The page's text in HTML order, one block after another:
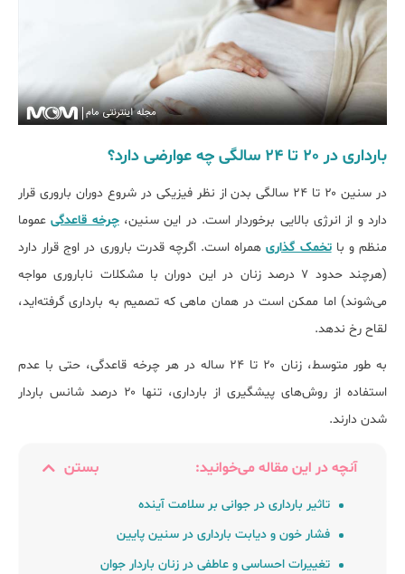
بارداری در 20 تا 24 سالگی چه عوارضی دارد؟
در سنین ۲۰ تا ۲۴ سالگی بدن از نظر فیزیکی در شروع دوران باروری قرار
دارد و از انرژی بالایی برخوردار است. در این سنین،چرخه قاعدگیعموما
منظم و باتخمک گذاریهمراه است. اگرچه قدرت باروری در اوج قرار دارد
(هرچند حدود ۷ درصد زنان در این دوران با مشکلات ناباروری مواجه
می‌شوند) اما ممکن است در همان ماهی که تصمیم به بارداری گرفته‌اید،
لقاح رخ ندهد.
به طور متوسط، زنان ۲۰ تا ۲۴ ساله در هر چرخه قاعدگی، حتی با عدم
استفاده از روش‌های پیشگیری از بارداری، تنها ۲۰ درصد شانس باردار
شدن دارند.
آنچه در این مقاله می‌خوانید: بستن
تاثیر بارداری در جوانی بر سلامت آینده
فشار خون و دیابت بارداری در سنین پایین
تغییرات احساسی و عاطفی در زنان باردار جوان